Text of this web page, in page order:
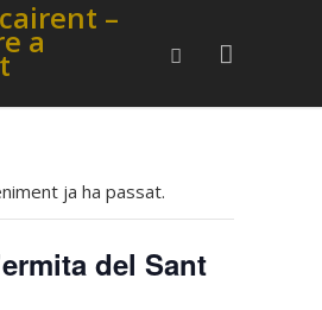
ja ha passat.
del Sant